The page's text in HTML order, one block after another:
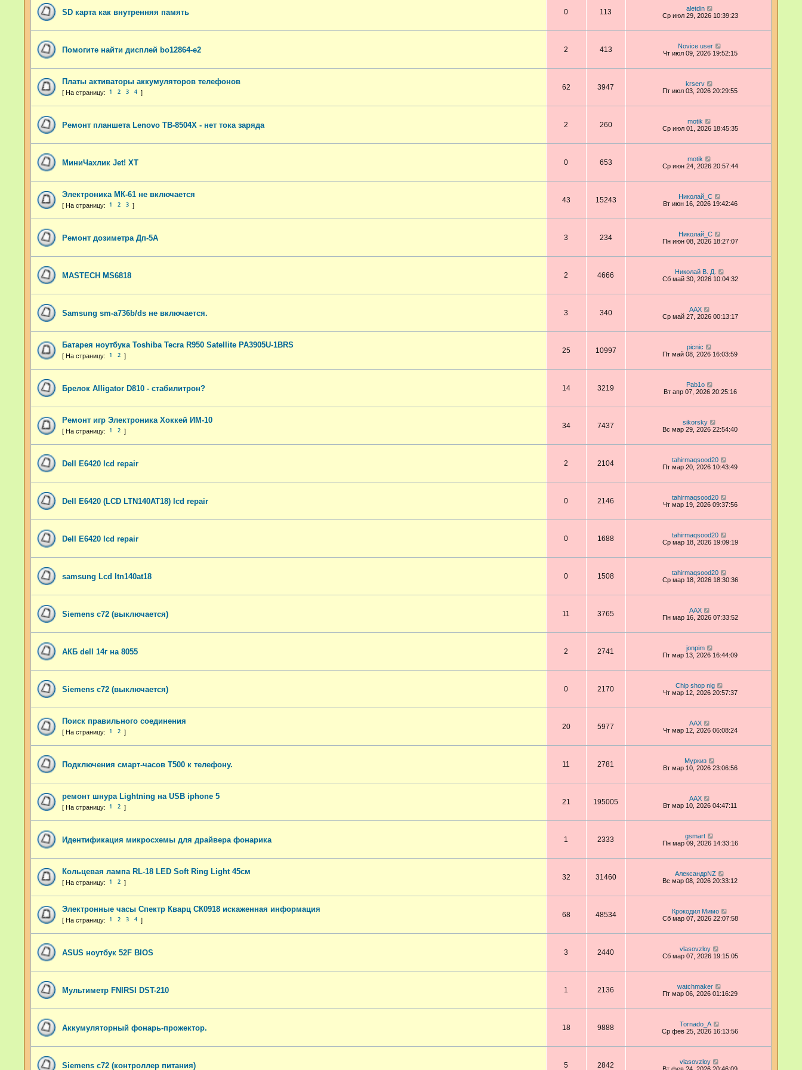
SD карта как внутренняя память 0 113
aletdin
Ср июл 29, 2026 10:39:23
Помогите найти дисплей bo12864-e2 2 413
Novice user
Чт июл 09, 2026 19:52:15
Платы активаторы аккумуляторов телефонов
1 2 3 4
62 3947
krserv
Пт июл 03, 2026 20:29:55
Ремонт планшета Lenovo TB-8504X - нет тока заряда 2 260
motik
Ср июл 01, 2026 18:45:35
МиниЧахлик Jet! XT 0 653
motik
Ср июн 24, 2026 20:57:44
Электроника МК-61 не включается
1 2 3
43 15243
Николай_С
Вт июн 16, 2026 19:42:46
Ремонт дозиметра Дп-5А 3 234
Николай_С
Пн июн 08, 2026 18:27:07
MASTECH MS6818 2 4666
Николай В. Д.
Сб май 30, 2026 10:04:32
Samsung sm-a736b/ds не включается. 3 340
AAX
Ср май 27, 2026 00:13:17
Батарея ноутбука Toshiba Tecra R950 Satellite PA3905U-1BRS
1 2
25 10997
picnic
Пт май 08, 2026 16:03:59
Брелок Alligator D810 - стабилитрон? 14 3219
Pab1o
Вт апр 07, 2026 20:25:16
Ремонт игр Электроника Хоккей ИМ-10
1 2
34 7437
sikorsky
Вс мар 29, 2026 22:54:40
Dell E6420 lcd repair 2 2104
tahirmaqsood20
Пт мар 20, 2026 10:43:49
Dell E6420 (LCD LTN140AT18) lcd repair 0 2146
tahirmaqsood20
Чт мар 19, 2026 09:37:56
Dell E6420 lcd repair 0 1688
tahirmaqsood20
Ср мар 18, 2026 19:09:19
samsung Lcd ltn140at18 0 1508
tahirmaqsood20
Ср мар 18, 2026 18:30:36
Siemens c72 (выключается) 11 3765
AAX
Пн мар 16, 2026 07:33:52
АКБ dell 14г на 8055 2 2741
jonpim
Пт мар 13, 2026 16:44:09
Siemens c72 (выключается) 0 2170
Chip shop nig
Чт мар 12, 2026 20:57:37
Поиск правильного соединения
1 2
20 5977
AAX
Чт мар 12, 2026 06:08:24
Подключения смарт-часов Т500 к телефону. 11 2781
Муркиз
Вт мар 10, 2026 23:06:56
ремонт шнура Lightning на USB iphone 5
1 2
21 195005
AAX
Вт мар 10, 2026 04:47:11
Идентификация микросхемы для драйвера фонарика 1 2333
gsmart
Пн мар 09, 2026 14:33:16
Кольцевая лампа RL-18 LED Soft Ring Light 45см
1 2
32 31460
АлександрNZ
Вс мар 08, 2026 20:33:12
Электронные часы Спектр Кварц СК0918 искаженная информация
1 2 3 4
68 48534
Крокодил Мимо
Сб мар 07, 2026 22:07:58
ASUS ноутбук 52F BIOS 3 2440
vlasovzloy
Сб мар 07, 2026 19:15:05
Мультиметр FNIRSI DST-210 1 2136
watchmaker
Пт мар 06, 2026 01:16:29
Аккумуляторный фонарь-прожектор. 18 9888
Tornado_A
Ср фев 25, 2026 16:13:56
Siemens c72 (контроллер питания) 5 2842
vlasovzloy